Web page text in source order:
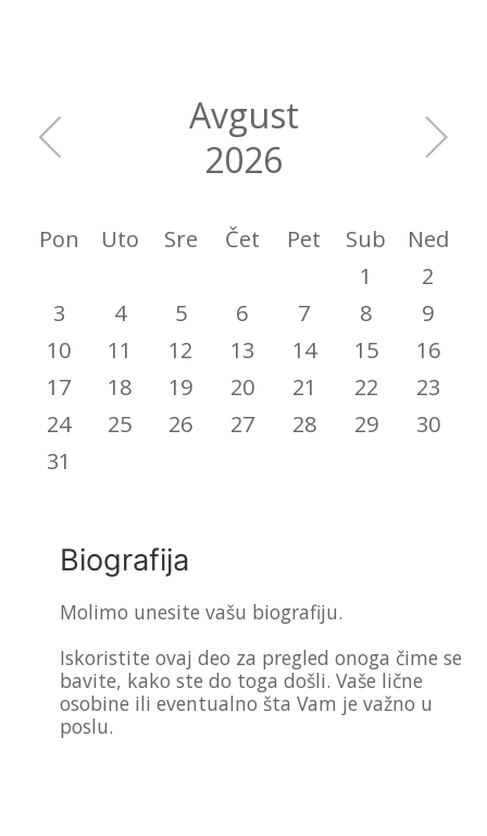
Avgust
2026
Pon Uto Sre Čet Pet Sub
Ned
1
2
3
4 5 6 7 8
9
10
11 12 13 14 15
16
17
18 19 20 21 22
23
24
25 26 27 28 29
30
31
Biografija
Molimo unesite vašu biografiju.
Iskoristite ovaj deo za pregled onoga čime se
bavite, kako ste do toga došli. Vaše lične
osobine ili eventualno šta Vam je važno u
poslu.